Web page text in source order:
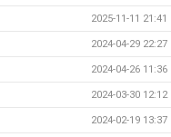
2025-11-11 21:41
2024-04-29 22:27
2024-04-26 11:36
2024-03-30 12:12
2024-02-19 13:37